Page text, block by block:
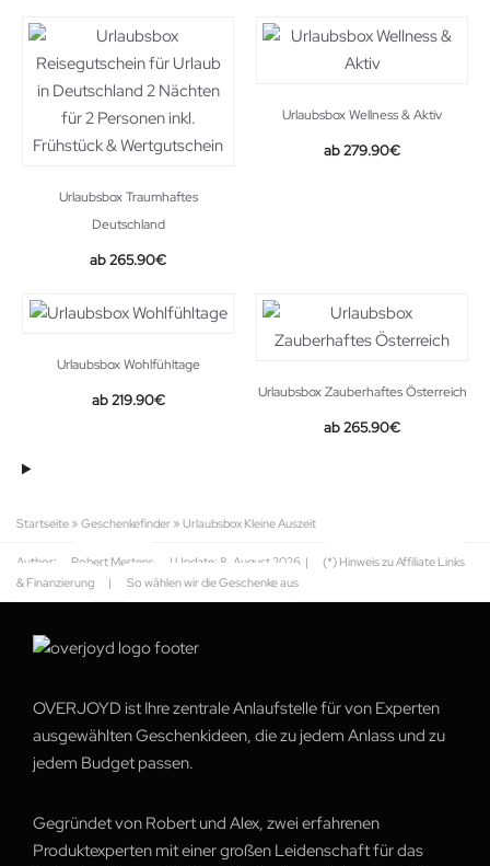
Urlaubsbox Traumhaftes
Deutschland
265.90€
Urlaubsbox Wellness & Aktiv
279.90€
Urlaubsbox Wohlfühltage
219.90€ Urlaubsbox Zauberhaftes Österreich
265.90€
Startseite » Geschenkefinder » Urlaubsbox Kleine Auszeit
Author: Robert Mertens | Update: 8. August 2026 |
(*) Hinweis zu Affiliate Links
& Finanzierung
| So wählen wir die Geschenke aus
OVERJOYD ist Ihre zentrale Anlaufstelle für von Experten
ausgewählten Geschenkideen, die zu jedem Anlass und zu
jedem Budget passen.
Gegründet von Robert und Alex, zwei erfahrenen
Produktexperten mit einer großen Leidenschaft für das